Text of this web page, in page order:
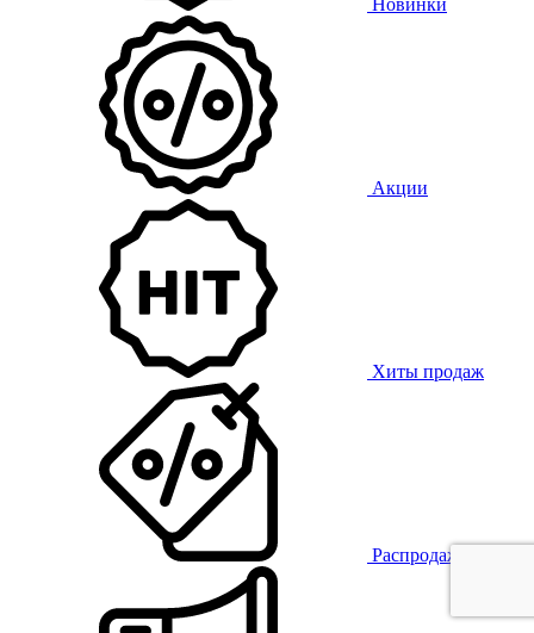
Новинки
Акции
Хиты продаж
Распродажа